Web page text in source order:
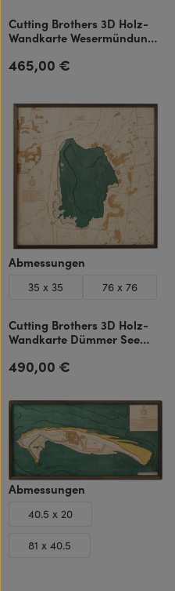
Cutting Brothers 3D Holz-
Wandkarte Wesermündung
Regulärer Preis:
465,00 €
Abmessungen
35 x 35 76 x 76
Cutting Brothers 3D Holz-
Wandkarte Dümmer See
Regulärer Preis:
490,00 €
Abmessungen
40.5 x 20
81 x 40.5